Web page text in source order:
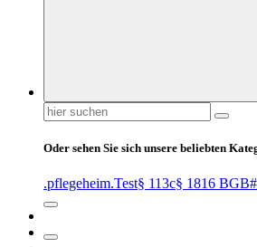
Suchen
nach:
Oder sehen Sie sich unsere beliebten
.pflegeheim.Test§ 113c§ 1816 BGB